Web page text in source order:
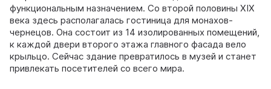
функциональным назначением. Со второй половины XIX
века здесь располагалась гостиница для монахов-
чернецов. Она состоит из 14 изолированных помещений,
к каждой двери второго этажа главного фасада вело
крыльцо. Сейчас здание превратилось в музей и станет
привлекать посетителей со всего мира.